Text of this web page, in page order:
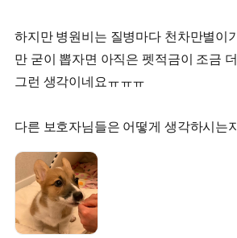
하지만 병원비는 질병마다 천차만별이
만 굳이 뽑자면 아직은 펫적금이 조금
그런 생각이네요ㅠㅠㅠ
다른 보호자님들은 어떻게 생각하시는